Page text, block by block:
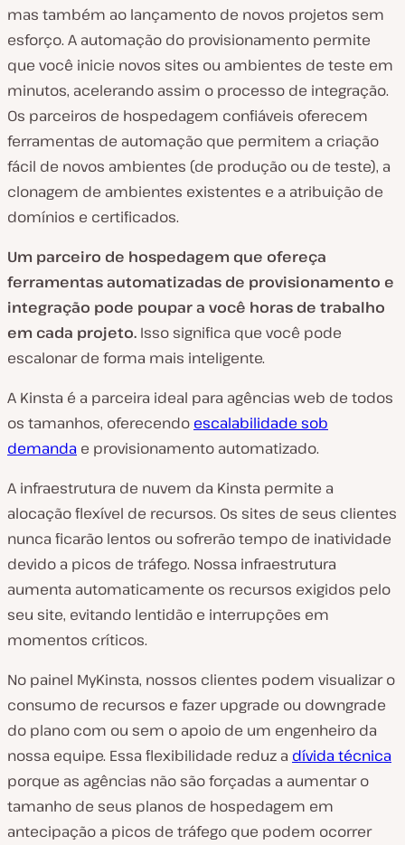
mas também ao lançamento de novos projetos sem
esforço. A automação do provisionamento permite
que você inicie novos sites ou ambientes de teste em
minutos, acelerando assim o processo de integração.
Os parceiros de hospedagem confiáveis oferecem
ferramentas de automação que permitem a criação
fácil de novos ambientes (de produção ou de teste), a
clonagem de ambientes existentes e a atribuição de
domínios e certificados.
Um parceiro de hospedagem que ofereça
ferramentas automatizadas de provisionamento e
integração pode poupar a você horas de trabalho
em cada projeto. Isso significa que você pode
escalonar de forma mais inteligente.
A Kinsta é a parceira ideal para agências web de todos
os tamanhos, oferecendo escalabilidade sob
demanda e provisionamento automatizado.
A infraestrutura de nuvem da Kinsta permite a
alocação flexível de recursos. Os sites de seus clientes
nunca ficarão lentos ou sofrerão tempo de inatividade
devido a picos de tráfego. Nossa infraestrutura
aumenta automaticamente os recursos exigidos pelo
seu site, evitando lentidão e interrupções em
momentos críticos.
No painel MyKinsta, nossos clientes podem visualizar o
consumo de recursos e fazer upgrade ou downgrade
do plano com ou sem o apoio de um engenheiro da
nossa equipe. Essa flexibilidade reduz a dívida técnica
porque as agências não são forçadas a aumentar o
tamanho de seus planos de hospedagem em
antecipação a picos de tráfego que podem ocorrer